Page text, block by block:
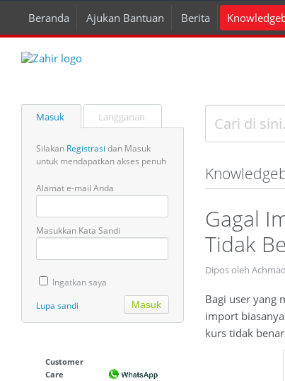
Beranda Ajukan Bantuan Berita
Masuk Langganan
Silakan Registrasi dan Masuk
untuk mendapatkan akses penuh
Alamat e-mail Anda
Masukkan Kata Sandi
Ingatkan saya
Lupa sandi
Customer
Care
Gagal
Tidak
Dipos oleh
Bagi user yang
import
kurs tidak